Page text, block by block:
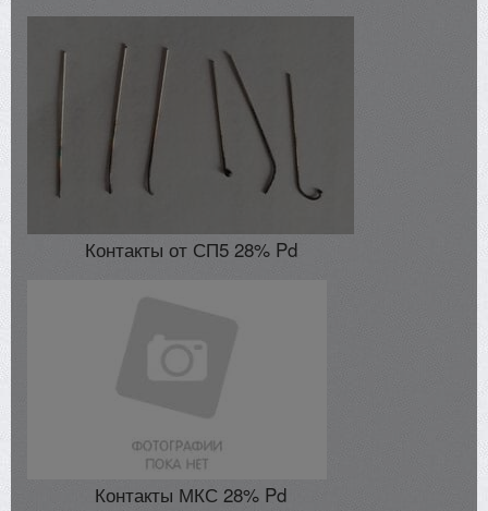
Контакты от СП5 28% Pd
Контакты МКС 28% Pd